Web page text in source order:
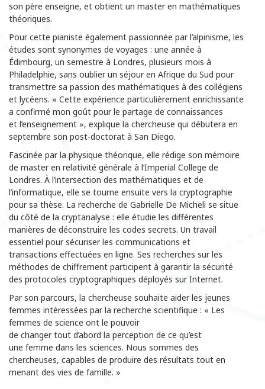
son père enseigne, et obtient un master en mathématiques
théoriques.
Pour cette pianiste également passionnée par l’alpinisme, les
études sont synonymes de voyages : une année à
Édimbourg, un semestre à Londres, plusieurs mois à
Philadelphie, sans oublier un séjour en Afrique du Sud pour
transmettre sa passion des mathématiques à des collégiens
et lycéens. « Cette expérience particulièrement enrichissante
a confirmé mon goût pour le partage de connaissances
et l’enseignement », explique la chercheuse qui débutera en
septembre son post-doctorat à San Diego.
Fascinée par la physique théorique, elle rédige son mémoire
de master en relativité générale à l’Imperial College de
Londres. À l’intersection des mathématiques et de
l’informatique, elle se tourne ensuite vers la cryptographie
pour sa thèse. La recherche de Gabrielle De Micheli se situe
du côté de la cryptanalyse : elle étudie les différentes
manières de déconstruire les codes secrets. Un travail
essentiel pour sécuriser les communications et
transactions effectuées en ligne. Ses recherches sur les
méthodes de chiffrement participent à garantir la sécurité
des protocoles cryptographiques déployés sur Internet.
Par son parcours, la chercheuse souhaite aider les jeunes
femmes intéressées par la recherche scientifique : « Les
femmes de science ont le pouvoir
de changer tout d’abord la perception de ce qu’est
une femme dans les sciences. Nous sommes des
chercheuses, capables de produire des résultats tout en
menant des vies de famille. »